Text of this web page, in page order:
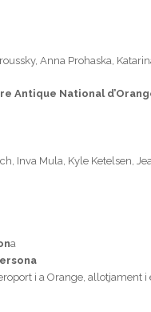
Anna Prohaska,
Antique National
Inva Mula, Kyle Ketelsen,
a
i a Orange, allotjament